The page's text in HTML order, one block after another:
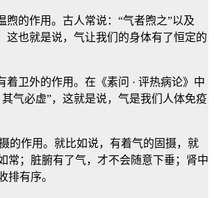
煦的作用。古人常说：“气者煦之”以及
这也就是说，气让我们的身体有了恒定的
着卫外的作用。在《素问 · 评热病论》中
气必虚”，这就是说，气是我们人体免疫
的作用。就比如说，有着气的固摄，就
常；脏腑有了气，才不会随意下垂；肾中
排有序。